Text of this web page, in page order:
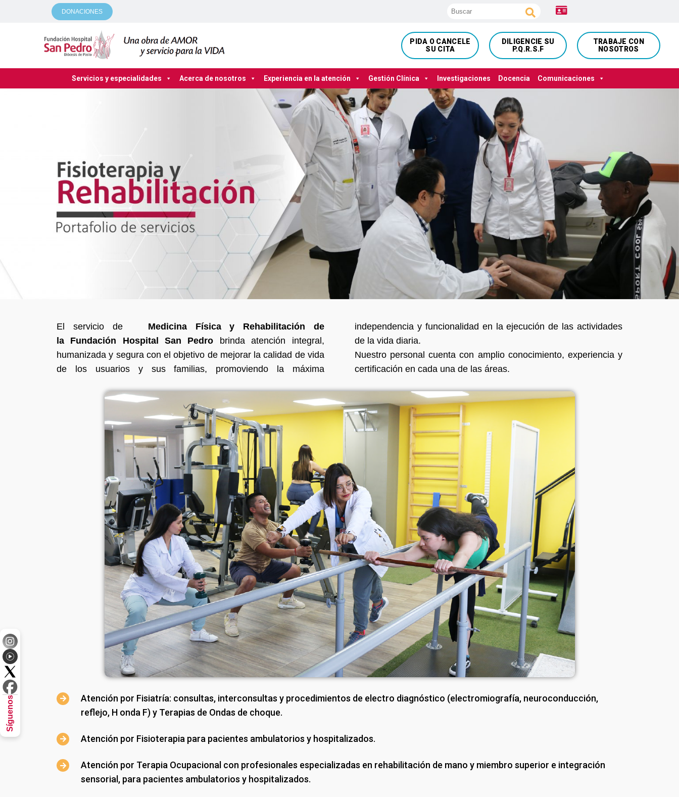
DONACIONES
PIDA O CANCELE
SU CITA
DILIGENCIE SU
P.Q.R.S.F
TRABAJE CON
NOSOTROS
Servicios y especialidades Acerca de nosotros Experiencia en la atención Gestión Clínica Investigaciones Docencia Comunicaciones
El servicio de Medicina Física y Rehabilitación
de
la Fundación Hospital San Pedro brinda atención integral,
humanizada y segura con el objetivo de mejorar la calidad de vida
de los usuarios y sus familias, promoviendo la máxima
independencia y funcionalidad en la ejecución de las actividades
de la vida diaria.
Nuestro personal cuenta con amplio conocimiento, experiencia y
certificación en cada una de las áreas.
Atención por Fisiatría: consultas, interconsultas y procedimientos de electro diagnóstico (electromiografía, neuroconducción,
reflejo, H onda F) y Terapias de Ondas de choque.
Atención por Fisioterapia para pacientes ambulatorios y hospitalizados.
Atención por Terapia Ocupacional con profesionales especializadas en rehabilitación de mano y miembro superior e integración
sensorial, para pacientes ambulatorios y hospitalizados.
Síguenos